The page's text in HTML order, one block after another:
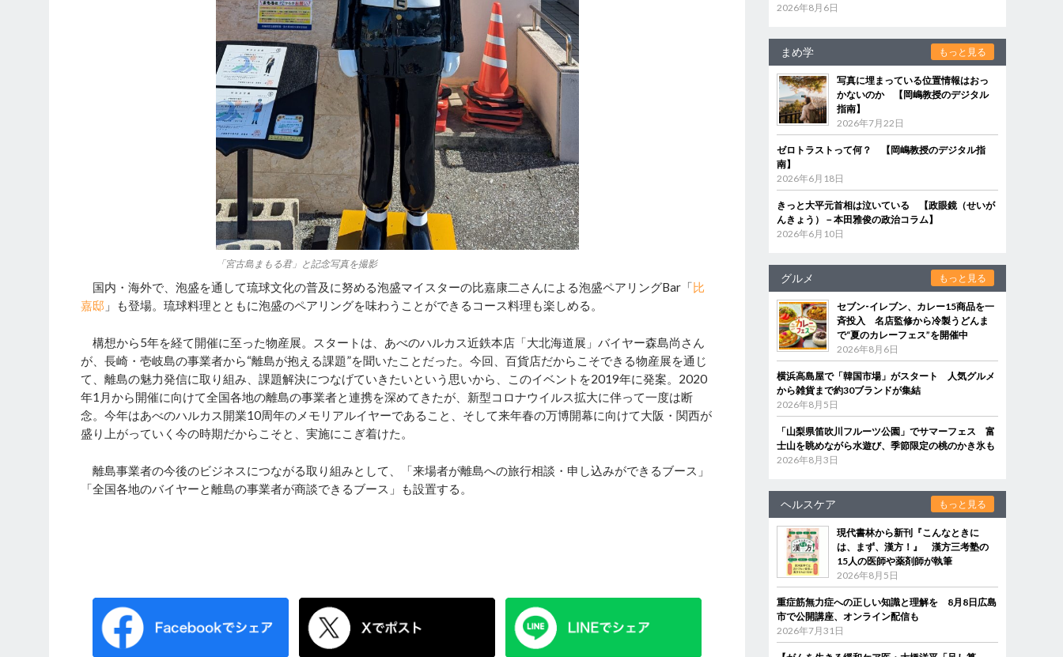
「宮古島まもる君」と記念写真を撮影
国内・海外で、泡盛を通して琉球文化の普及に努める泡盛マイスターの比嘉康二さんによる泡盛ペアリングBar「比
嘉邸 」も登場。琉球料理とともに泡盛のペアリングを味わうことができるコース料理も楽しめる。
構想から5年を経て開催に至った物産展。スタートは、あべのハルカス近鉄本店「大北海道展」バイヤー森島尚さん
が、長崎・壱岐島の事業者から“離島が抱える課題”を聞いたことだった。今回、百貨店だからこそできる物産展を通じ
て、離島の魅力発信に取り組み、課題解決につなげていきたいという思いから、このイベントを2019年に発案。2020
年1月から開催に向けて全国各地の離島の事業者と連携を深めてきたが、新型コロナウイルス拡大に伴って一度は断
念。今年はあべのハルカス開業10周年のメモリアルイヤーであること、そして来年春の万博開幕に向けて大阪・関西が
盛り上がっていく今の時期だからこそと、実施にこぎ着けた。
離島事業者の今後のビジネスにつながる取り組みとして、「来場者が離島への旅行相談・申し込みができるブース」
「全国各地のバイヤーと離島の事業者が商談できるブース」も設置する。
2026年8月6日
まめ学 もっと見る
写真に埋まっている位置情報はおっ
かないのか 【岡嶋教授のデジタル
指南】
2026年7月22日
ゼロトラストって何？ 【岡嶋教授のデジタル指
南】
2026年6月18日
きっと大平元首相は泣いている 【政眼鏡（せいが
んきょう）－本田雅俊の政治コラム】
2026年6月10日
グルメ もっと見る
セブン‐イレブン、カレー15商品を一
斉投入 名店監修から冷製うどんま
で“夏のカレーフェス”を開催中
2026年8月6日
横浜高島屋で「韓国市場」がスタート 人気グルメ
から雑貨まで約30ブランドが集結
2026年8月5日
「山梨県笛吹川フルーツ公園」でサマーフェス 富
士山を眺めながら水遊び、季節限定の桃のかき氷も
2026年8月3日
ヘルスケア もっと見る
現代書林から新刊『こんなときに
は、まず、漢方！』 漢方三考塾の
15人の医師や薬剤師が執筆
2026年8月5日
重症筋無力症への正しい知識と理解を 8月8日広島
市で公開講座、オンライン配信も
2026年7月31日